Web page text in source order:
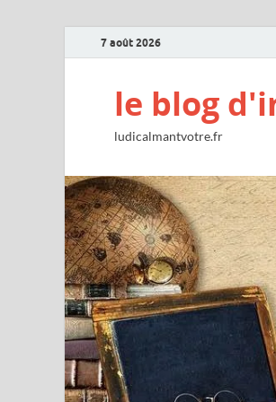
7 août 2026
le blog
ludicalmantvotre.fr